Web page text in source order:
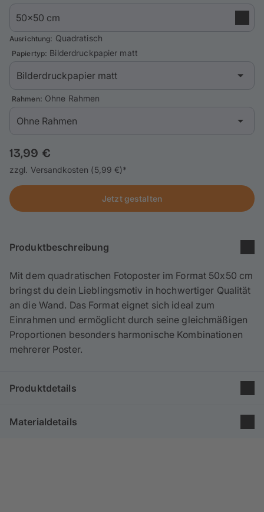
Anlässe
Service
Anmelden / Registrieren
Ausrichtung: Quadratisch
Papiertyp: Bilderdruckpapier matt
Rahmen: Ohne Rahmen
13,99 €
zzgl. Versandkosten (5,99 €)*
Jetzt gestalten
Produktbeschreibung
Mit dem quadratischen Fotoposter im Format 50x50 cm
bringst du dein Lieblingsmotiv in hochwertiger Qualität
an die Wand. Das Format eignet sich ideal zum
Einrahmen und ermöglicht durch seine gleichmäßigen
Proportionen besonders harmonische Kombinationen
mehrerer Poster.
Produktdetails
Gruppe: Poster & Leinwand
Materialdetails